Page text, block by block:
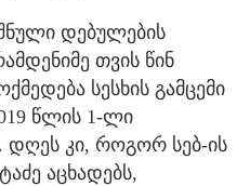
დებულების
თვის წინ
სესხის გამცემი
წლის 1-ლი
დღეს კი, როგორ სებ-ის
აცხადებს,